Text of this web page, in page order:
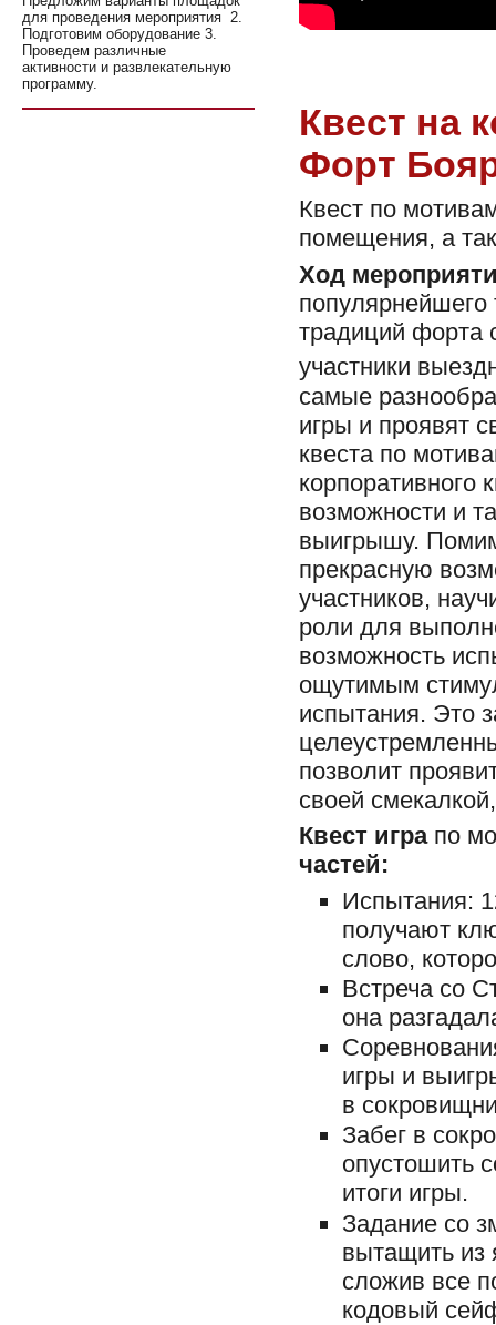
Квест на
Форт
Квест по
помещения, а
Ход
популярнейшего
традиций форта
участники
самые
игры и проявят
квеста по
корпоративного
возможности и
выигрышу.
прекрасную
участников,
роли для
возможность
ощутимым
испытания. Это
позволит
своей
Квест игра по
частей:
Испытания:
получают
слово,
Встреча со
она
игры и
в
Забег в
опустошить
итоги игры.
Задание со
вытащить из
сложив все
кодовый
для проведения мероприятия 2.
Подготовим оборудование 3.
Проведем различные
активности и развлекательную
программу.